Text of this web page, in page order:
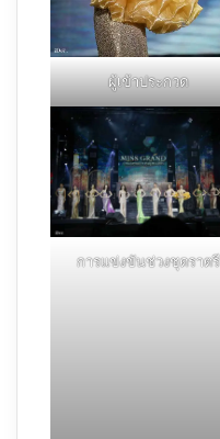
ผู้เข้าประกวด
การแข่งขันช่วงชุดราตรี